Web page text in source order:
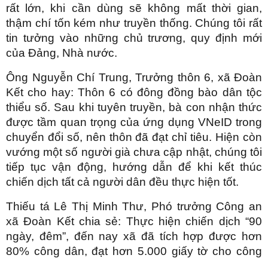
rất lớn, khi cần dùng sẽ không mất thời gian,
thậm chí tốn kém như truyền thống. Chúng tôi rất
tin tưởng vào những chủ trương, quy định mới
của Đảng, Nhà nước.
Ông Nguyễn Chí Trung, Trưởng thôn 6, xã Đoàn
Kết cho hay: Thôn 6 có đông đồng bào dân tộc
thiểu số. Sau khi tuyên truyền, bà con nhận thức
được tầm quan trọng của ứng dụng VNeID trong
chuyển đổi số, nên thôn đã đạt chỉ tiêu. Hiện còn
vướng một số người già chưa cập nhật, chúng tôi
tiếp tục vận động, hướng dẫn để khi kết thúc
chiến dịch tất cả người dân đều thực hiện tốt.
Thiếu tá Lê Thị Minh Thư, Phó trưởng Công an
xã Đoàn Kết chia sẻ: Thực hiện chiến dịch “90
ngày, đêm”, đến nay xã đã tích hợp được hơn
80% công dân, đạt hơn 5.000 giấy tờ cho công